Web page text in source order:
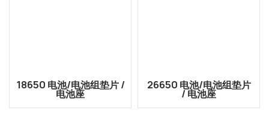
18650 电池/电池组垫片 /
电池座
26650 电池/电池组垫片
/ 电池座